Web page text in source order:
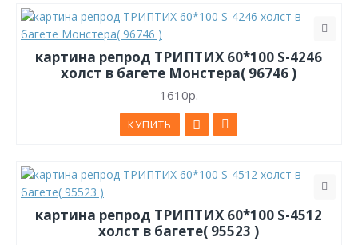
картина репрод ТРИПТИХ 60*100 S-4246
холст в багете Монстера( 96746 )
1610р.
КУПИТЬ
картина репрод ТРИПТИХ 60*100 S-4512
холст в багете( 95523 )